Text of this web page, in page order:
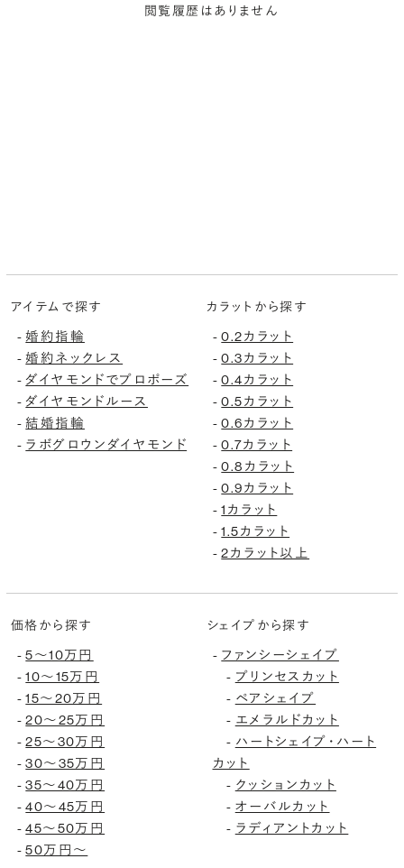
閲覧履歴はありません
アイテムで探す
-婚約指輪
-婚約ネックレス
-ダイヤモンドでプロポーズ
-ダイヤモンドルース
-結婚指輪
- ラボグロウンダイヤモンド
カラットから探す
-0.2カラット
-0.3カラット
-0.4カラット
-0.5カラット
-0.6カラット
-0.7カラット
-0.8カラット
-0.9カラット
-1カラット
-1.5カラット
-2カラット以上
価格から探す
-5〜10万円
-10〜15万円
-15〜20万円
-20〜25万円
-25〜30万円
-30〜35万円
-35〜40万円
-40〜45万円
-45〜50万円
-50万円〜
シェイプから探す
- ファンシーシェイプ
- プリンセスカット
- ペアシェイプ
- エメラルドカット
- ハートシェイプ・ハート
カット
- クッションカット
- オーバルカット
- ラディアントカット